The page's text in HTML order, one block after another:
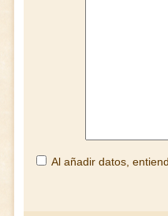
Al añadir datos,